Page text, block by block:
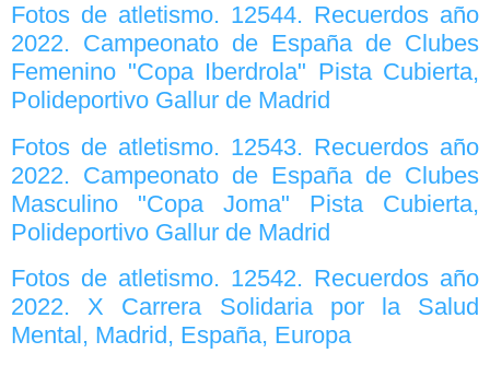
Fotos de atletismo. 12544. Recuerdos año
2022. Campeonato de España de Clubes
Femenino "Copa Iberdrola" Pista Cubierta,
Polideportivo Gallur de Madrid
Fotos de atletismo. 12543. Recuerdos año
2022. Campeonato de España de Clubes
Masculino "Copa Joma" Pista Cubierta,
Polideportivo Gallur de Madrid
Fotos de atletismo. 12542. Recuerdos año
2022. X Carrera Solidaria por la Salud
Mental, Madrid, España, Europa